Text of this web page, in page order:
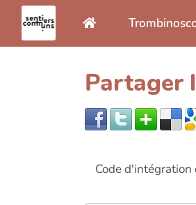
Aller au contenu principal
Partager
Code